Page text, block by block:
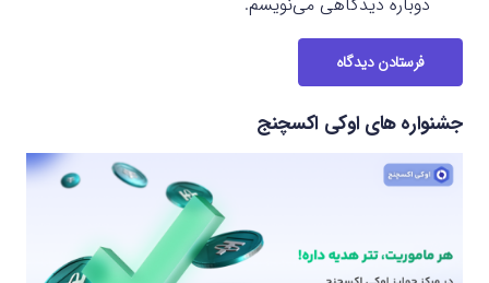
فرستادن دیدگاه
جشنواره های اوکی اکسچنج